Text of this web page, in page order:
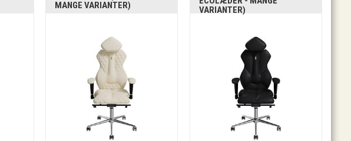
MANGE VARIANTER)
VARIANTER)